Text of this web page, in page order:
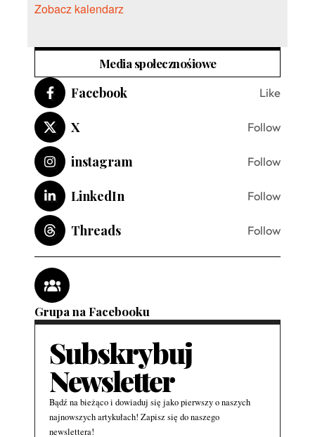
Zobacz kalendarz
Media społecznośiowe
Facebook Like
X Follow
instagram Follow
LinkedIn Follow
Threads Follow
Grupa na Facebooku
Subskrybuj
Newsletter
Bądź na bieżąco i dowiaduj się jako pierwszy o naszych
najnowszych artykułach! Zapisz się do naszego
newslettera!